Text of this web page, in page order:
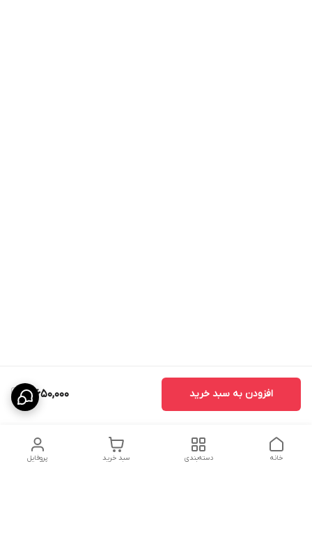
19,650,000 افزودن به سبد خرید
پروفایل سبد خرید دسته‌بندی خانه